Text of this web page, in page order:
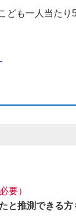
ども一人当たり
要）
推測できる方